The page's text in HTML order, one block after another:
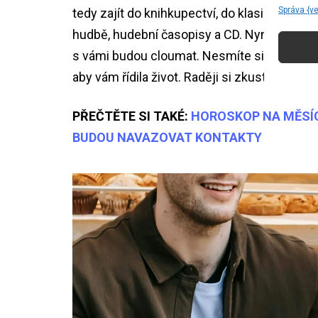
Správa
tedy zajít do knihkupectví, do klasické
hudbě, hudební časopisy a CD. Nyní
s vámi budou cloumat. Nesmíte si však
aby vám řídila život. Raději si zkuste
PŘEČTĚTE SI TAKÉ: HOROSKOP NA
BUDOU NAVAZOVAT KONTAKTY